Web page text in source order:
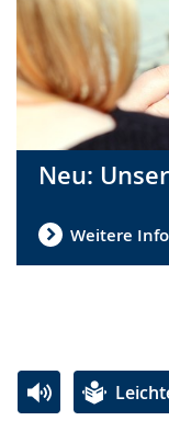
Neu:
Weitere